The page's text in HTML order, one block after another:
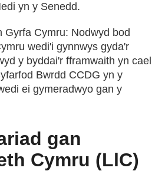
yn y Senedd.
Gyrfa Cymru: Nodwyd bod
wedi'i gynnwys gyda'r
y byddai'r fframwaith yn cael
Bwrdd CCDG yn y
ei gymeradwyo gan y
gan
Cymru (LlC)